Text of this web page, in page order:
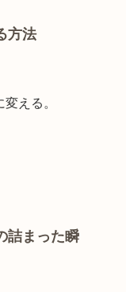
方法
える。
詰まった瞬